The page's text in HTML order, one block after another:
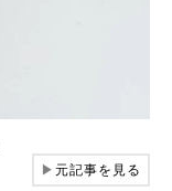
▶元記事を見る